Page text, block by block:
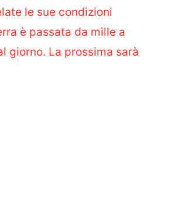
le sue condizioni
è passata da mille a
giorno. La prossima sarà